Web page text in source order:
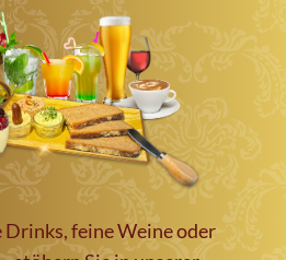
feine Weine oder